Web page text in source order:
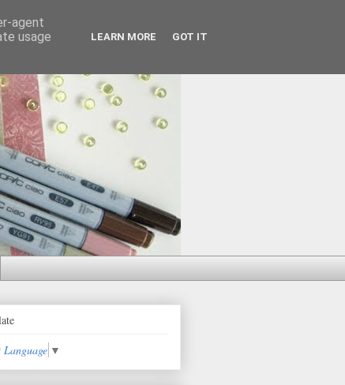
Language ▼
agent
usage
LEARN MORE GOT IT